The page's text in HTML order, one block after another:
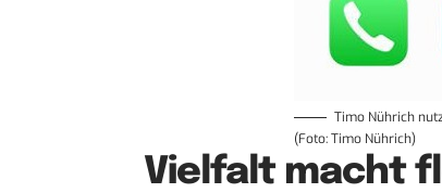
Timo Nührich
(Foto: Timo Nührich)
Vielfalt macht